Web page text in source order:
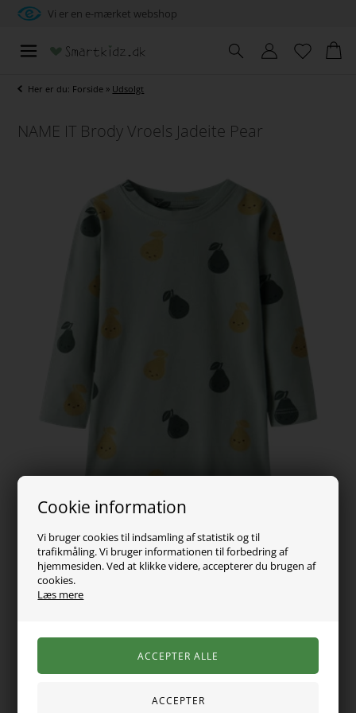
Cookie information
Vi bruger cookies til indsamling af statistik og til
trafikmåling. Vi bruger informationen til forbedring af
hjemmesiden. Ved at klikke videre, accepterer du brugen af
cookies.
Læs mere
Vi er en e-mærket webshop
Her er du: Forside » Udsolgt
NAME IT Brody Vroels Jadeite Pear
79,00